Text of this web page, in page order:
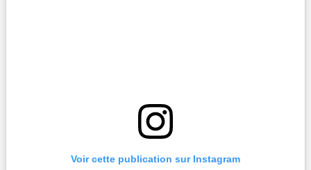
Voir cette publication sur Instagram